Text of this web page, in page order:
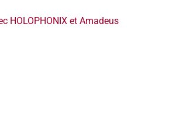
HOLOPHONIX et Amadeus